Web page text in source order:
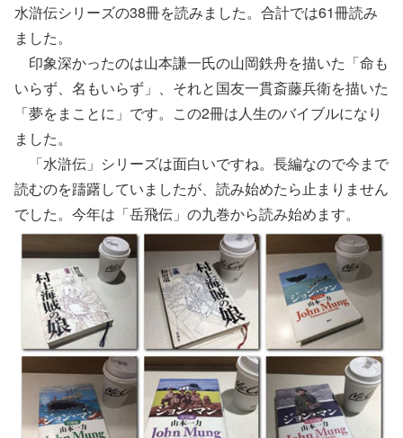
水滸伝シリーズの38冊を読みました。合計では61冊読み
ました。
印象深かったのは山本謙一氏の山岡鉄舟を描いた「命も
いらず、名もいらず」、それと国友一貫斎藤兵衛を描いた
「夢をまことに」です。この2冊は人生のバイブルになり
ました。
「水滸伝」シリーズは面白いですね。長編なので今まで
読むのを躊躇していましたが、読み始めたら止まりません
でした。今年は「岳飛伝」の九巻から読み始めます。